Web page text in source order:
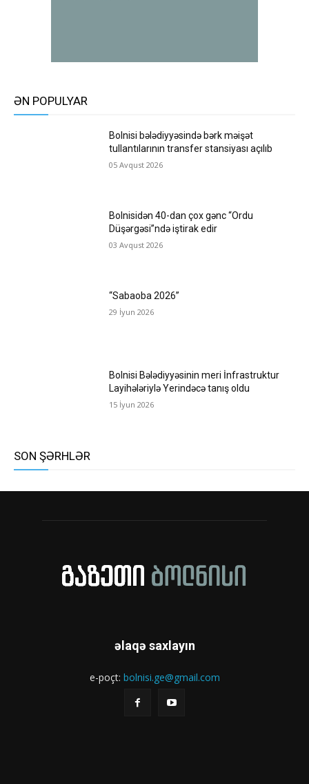
ƏN POPULYAR
Bolnisi bələdiyyəsində bərk məişət
tullantılarının transfer stansiyası açılıb
05 Avqust 2026
Bolnisidən 40-dan çox gənc “Ordu
Düşərgəsi”ndə iştirak edir
03 Avqust 2026
“Sabaoba 2026”
29 İyun 2026
Bolnisi Bələdiyyəsinin meri İnfrastruktur
Layihələriylə Yerindəcə tanış oldu
15 İyun 2026
SON ŞƏRHLƏR
əlaqə saxlayın
e-poçt: bolnisi.ge@gmail.com